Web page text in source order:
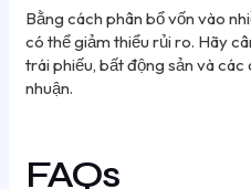
Bằng cách phân bổ vốn vào
có thể giảm thiểu rủi ro. Hãy
trái phiếu, bất động sản và
nhuận.
FAQs